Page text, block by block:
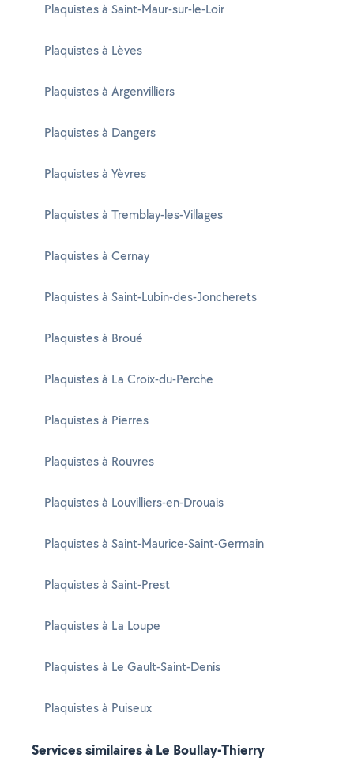
Plaquistes à Saint-Maur-sur-le-Loir
Plaquistes à Lèves
Plaquistes à Argenvilliers
Plaquistes à Dangers
Plaquistes à Yèvres
Plaquistes à Tremblay-les-Villages
Plaquistes à Cernay
Plaquistes à Saint-Lubin-des-Joncherets
Plaquistes à Broué
Plaquistes à La Croix-du-Perche
Plaquistes à Pierres
Plaquistes à Rouvres
Plaquistes à Louvilliers-en-Drouais
Plaquistes à Saint-Maurice-Saint-Germain
Plaquistes à Saint-Prest
Plaquistes à La Loupe
Plaquistes à Le Gault-Saint-Denis
Plaquistes à Puiseux
Services similaires à Le Boullay-Thierry